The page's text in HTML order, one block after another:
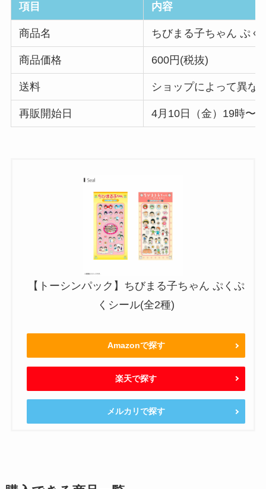
項目 内容
商品名 ちびまる子ちゃん ぷく
商品価格 600円(税抜)
送料 ショップによって異な
再販開始日 4月10日（金）19時〜
【トーシンパック】ちびまる子ちゃん ぷくぷ
くシール(全2種)
Amazonで探す
楽天で探す
メルカリで探す